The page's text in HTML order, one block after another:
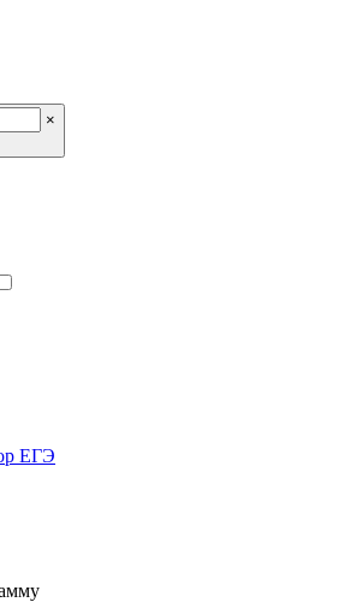
×
ЕГЭ